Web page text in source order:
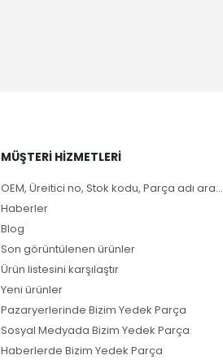
MÜŞTERI HIZMETLERI
OEM, Üreitici no, Stok kodu, Parça adı ara...
Haberler
Blog
Son görüntülenen ürünler
Ürün listesini karşılaştır
Yeni ürünler
Pazaryerlerinde Bizim Yedek Parça
Sosyal Medyada Bizim Yedek Parça
Haberlerde Bizim Yedek Parça